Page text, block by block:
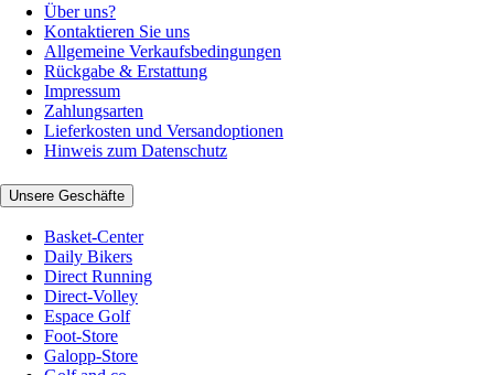
Über uns?
Kontaktieren Sie uns
Allgemeine Verkaufsbedingungen
Rückgabe & Erstattung
Impressum
Zahlungsarten
Lieferkosten und Versandoptionen
Hinweis zum Datenschutz
Unsere Geschäfte
Basket-Center
Daily Bikers
Direct Running
Direct-Volley
Espace Golf
Foot-Store
Galopp-Store